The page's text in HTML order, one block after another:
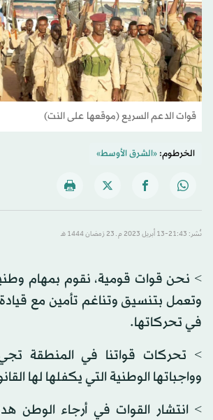
قوات الدعم السريع (موقعها على النت)
الخرطوم:«الشرق الأوسط»
نُشر: 21:43-13 أبريل 2023 م ـ 23 رَمضان 1444 هـ
> نحن قوات قومية، نقوم بمهام
وتعمل بتنسيق وتناغم تأمين مع
في تحركاتها.
> تحركات قواتنا في المنطقة
وواجباتها الوطنية التي يكفلها لها
> انتشار القوات في أرجاء الوطن